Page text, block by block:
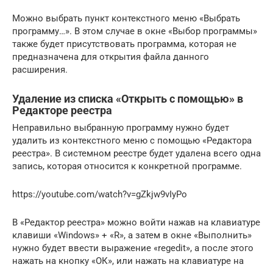
Можно выбрать пункт контекстного меню «Выбрать
программу…». В этом случае в окне «Выбор программы»
также будет присутствовать программа, которая не
предназначена для открытия файла данного
расширения.
Удаление из списка «Открыть с помощью» в
Редакторе реестра
Неправильно выбранную программу нужно будет
удалить из контекстного меню с помощью «Редактора
реестра». В системном реестре будет удалена всего одна
запись, которая относится к конкретной программе.
https://youtube.com/watch?v=gZkjw9vIyPo
В «Редактор реестра» можно войти нажав на клавиатуре
клавиши «Windows» + «R», а затем в окне «Выполнить»
нужно будет ввести выражение «regedit», а после этого
нажать на кнопку «ОК», или нажать на клавиатуре на